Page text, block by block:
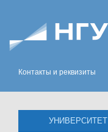
Контакты и реквизиты
УНИВЕРСИТЕТ